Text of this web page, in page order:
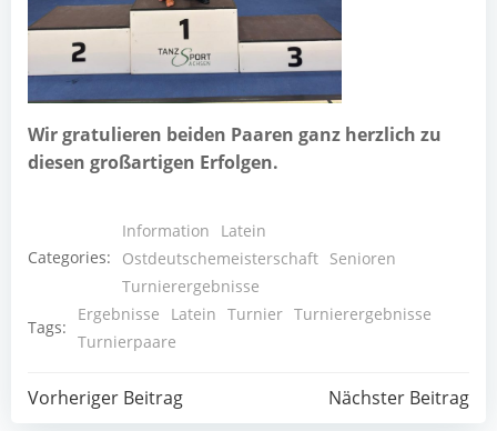
Wir gra­tu­lie­ren bei­den Paa­ren ganz herz­lich zu
die­sen groß­ar­ti­gen Erfolgen.
Categories:
Information
Latein
Ostdeutschemeisterschaft Senioren
Turnierergebnisse
Tags:
Ergebnisse Latein Turnier Turnierergebnisse
Turnierpaare
Post
Vorheriger Beitrag
PostNächster Beitrag